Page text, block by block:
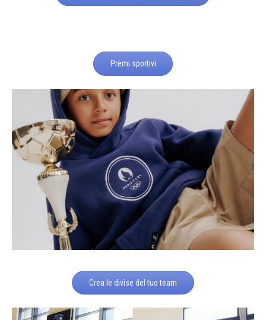
Premi sportivi
Crea le divise del tuo team